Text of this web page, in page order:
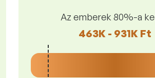
Az emberek 80%-a
463K - 931K Ft